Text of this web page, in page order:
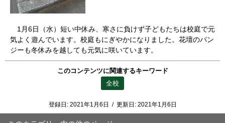
1月6日（水）短い中休み、寒さに負けず子どもたちは校庭で元
気よく遊んでいます。校庭もにぎやかになりました。花壇のパン
ジーも冬休みを越しても元気に咲いています。
このコンテンツに関連するキーワード
全校
登録日: 2021年1月6日 / 更新日: 2021年1月6日